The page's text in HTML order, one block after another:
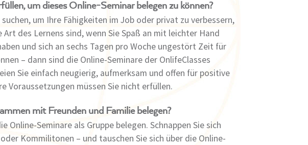
um dieses Online-Seminar belegen zu können?
um Ihre Fähigkeiten im Job oder privat zu verbessern,
des Lernens sind, wenn Sie Spaß an mit leichter Hand
und sich an sechs Tagen pro Woche ungestört Zeit für
– dann sind die Online-Seminare der OnlifeClasses
Sie einfach neugierig, aufmerksam und offen für positive
Voraussetzungen müssen Sie nicht erfüllen.
mit Freunden und Familie belegen?
Online-Seminare als Gruppe belegen. Schnappen Sie sich
Kommilitonen – und tauschen Sie sich über die Online-